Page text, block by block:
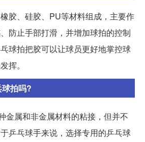
胶、硅胶、PU等材料组成，主要作
防止手部打滑，并增加球拍的控制
球拍把胶可以让球员更好地掌控球
挥。
拍吗?
金属和非金属材料的粘接，但并不
乒乓球手来说，选择专用的乒乓球